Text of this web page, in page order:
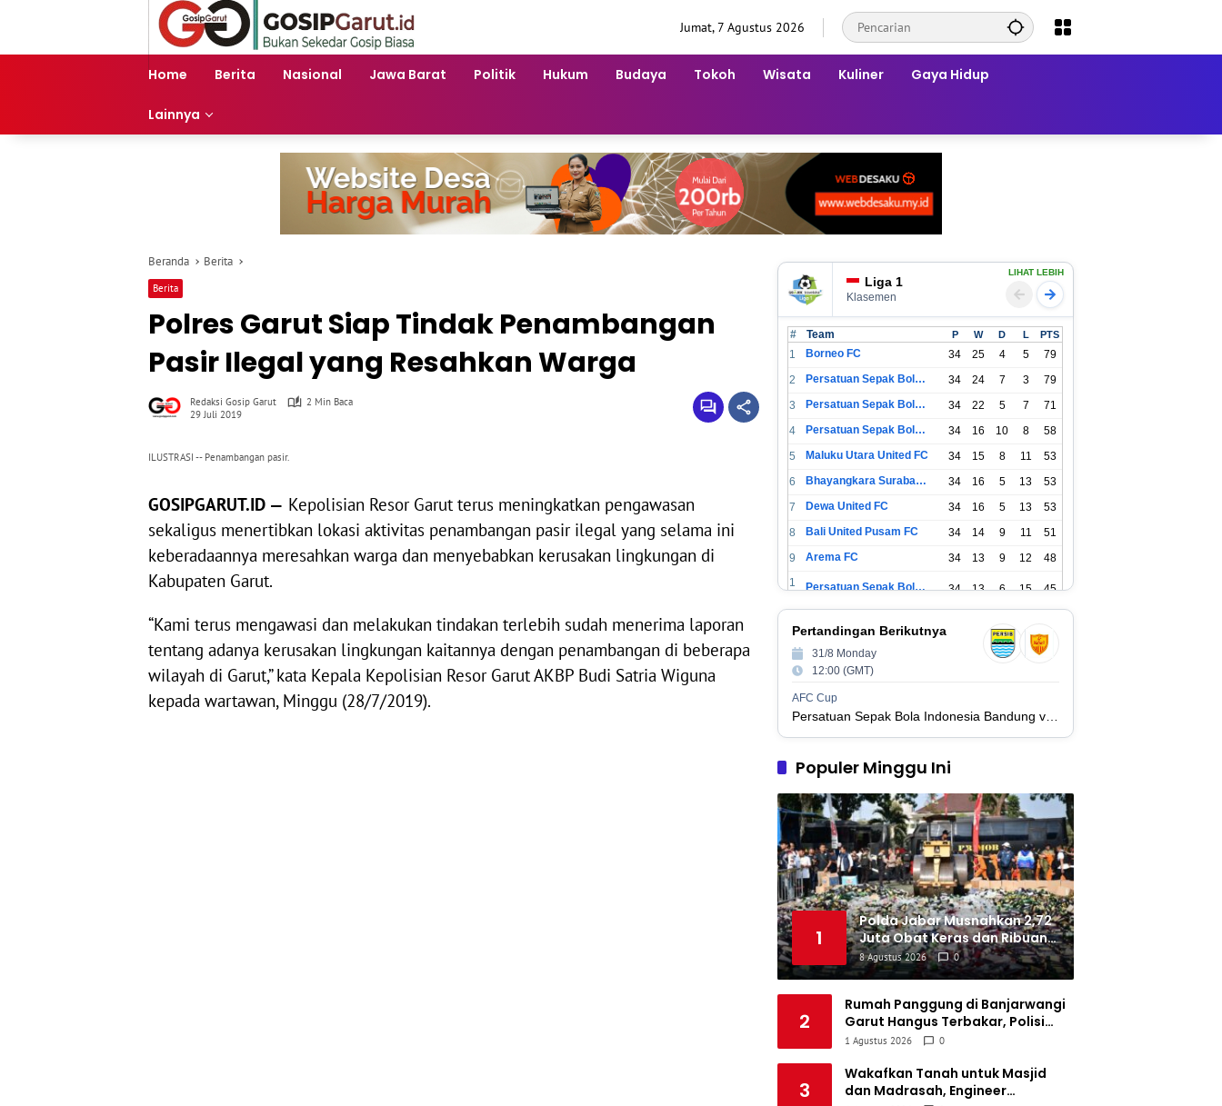
Jumat, 7 Agustus 2026
Home Berita Nasional Jawa Barat Politik Hukum Budaya Tokoh Wisata Kuliner Gaya Hidup
Lainnya
Beranda Berita
Berita
Polres Garut Siap Tindak Penambangan
Pasir Ilegal yang Resahkan Warga
Redaksi Gosip Garut
2 Min Baca
29 Juli 2019
ILUSTRASI -- Penambangan pasir.
GOSIPGARUT.ID — Kepolisian Resor Garut terus meningkatkan pengawasan
sekaligus menertibkan lokasi aktivitas penambangan pasir ilegal yang selama ini
keberadaannya meresahkan warga dan menyebabkan kerusakan lingkungan di
Kabupaten Garut.
“Kami terus mengawasi dan melakukan tindakan terlebih sudah menerima laporan
tentang adanya kerusakan lingkungan kaitannya dengan penambangan di beberapa
wilayah di Garut,” kata Kepala Kepolisian Resor Garut AKBP Budi Satria Wiguna
kepada wartawan, Minggu (28/7/2019).
Liga 1
Klasemen
LIHAT LEBIH
# Team P W D L PTS
1 Borneo FC 34 25 4 5
79
2
Persatuan Sepak Bola Indonesia Bandung 34 24 7 3
79
3
Persatuan Sepak Bola Indonesia Jakarta 34 22 5 7
71
4
Persatuan Sepak Bola Surabaya 34 16 10 8
58
5
Maluku Utara United FC 34 15 8 11
53
6
Bhayangkara Surabaya United 34 16 5 13
53
7
Dewa United FC 34 16 5 13
53
8
Bali United Pusam FC 34 14 9 11
51
9
Arema FC 34 13 9 12
48
1
Persatuan Sepak Bola Indonesia Tangerang 34 13 6 15 45
1
1
2
6 17
3
1
4
Persatuan Sepakbola Makassar 34
1
6
Persis Solo 8 10 16 34
7
Semen Padang FC 34 5 5 24 20
1
8
Persatuan Sepak Bola Biak Sekitarnya 34 4 6 24 18
Pertandingan Berikutnya
31/8 Monday
12:00 (GMT)
AFC Cup
Populer Minggu Ini
1
Polda Jabar Musnahkan 2,72
Juta Obat Keras dan Ribuan
Barang Bukti Kejahatan
8 Agustus 2026 0
2
Rumah Panggung di Banjarwangi
Garut Hangus Terbakar, Polisi
Duga Dipicu Korsleting Listrik
1 Agustus 2026 0
3
Wakafkan Tanah untuk Masjid
dan Madrasah, Engineer